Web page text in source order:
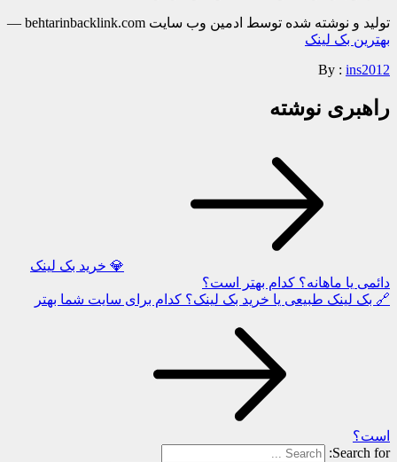
تولید و نوشته شده توسط ادمین وب سایت behtarinbacklink.com —
بهترین بک لینک
By : ins2012
راهبری نوشته
💎 خرید بک لینک
دائمی یا ماهانه؟ کدام بهتر است؟
🔗 بک لینک طبیعی یا خرید بک لینک؟ کدام برای سایت شما بهتر
است؟
Search for: